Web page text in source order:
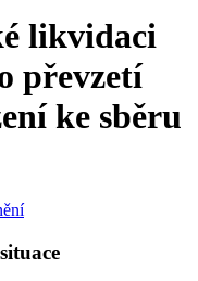
likvidaci
převzetí
ke sběru